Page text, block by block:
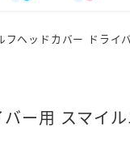
フヘッドカバー ドライ
ー用 スマイ